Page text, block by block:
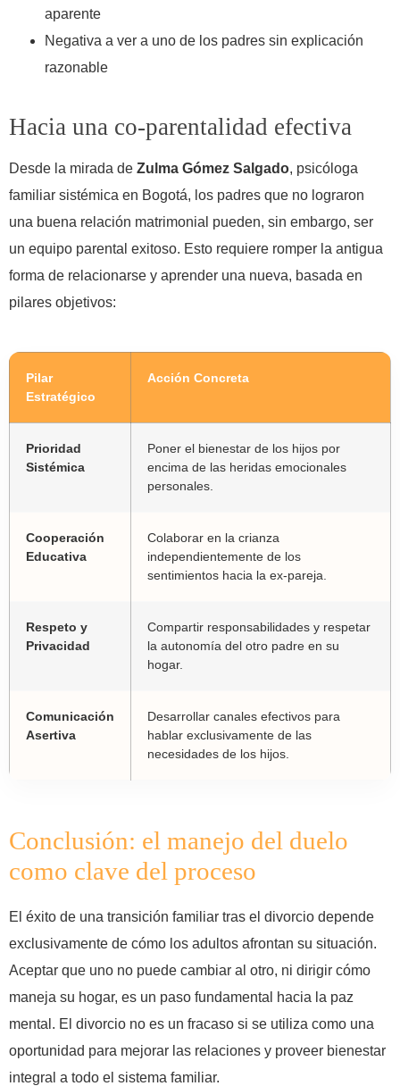
aparente
Negativa a ver a uno de los padres sin explicación
razonable
Hacia una co-parentalidad efectiva
Desde la mirada de Zulma Gómez Salgado, psicóloga
familiar sistémica en Bogotá, los padres que no lograron
una buena relación matrimonial pueden, sin embargo, ser
un equipo parental exitoso. Esto requiere romper la antigua
forma de relacionarse y aprender una nueva, basada en
pilares objetivos:
Pilar
Estratégico
Acción Concreta
Prioridad
Sistémica
Poner el bienestar de los hijos por
encima de las heridas emocionales
personales.
Cooperación
Educativa
Colaborar en la crianza
independientemente de los
sentimientos hacia la ex-pareja.
Respeto y
Privacidad
Compartir responsabilidades y respetar
la autonomía del otro padre en su
hogar.
Comunicación
Asertiva
Desarrollar canales efectivos para
hablar exclusivamente de las
necesidades de los hijos.
Conclusión: el manejo del duelo
como clave del proceso
El éxito de una transición familiar tras el divorcio depende
exclusivamente de cómo los adultos afrontan su situación.
Aceptar que uno no puede cambiar al otro, ni dirigir cómo
maneja su hogar, es un paso fundamental hacia la paz
mental. El divorcio no es un fracaso si se utiliza como una
oportunidad para mejorar las relaciones y proveer bienestar
integral a todo el sistema familiar.